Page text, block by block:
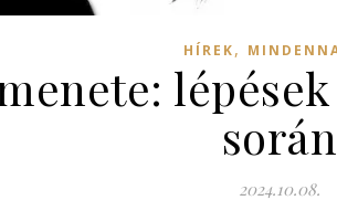
HÍREK,
során
2024.10.08.